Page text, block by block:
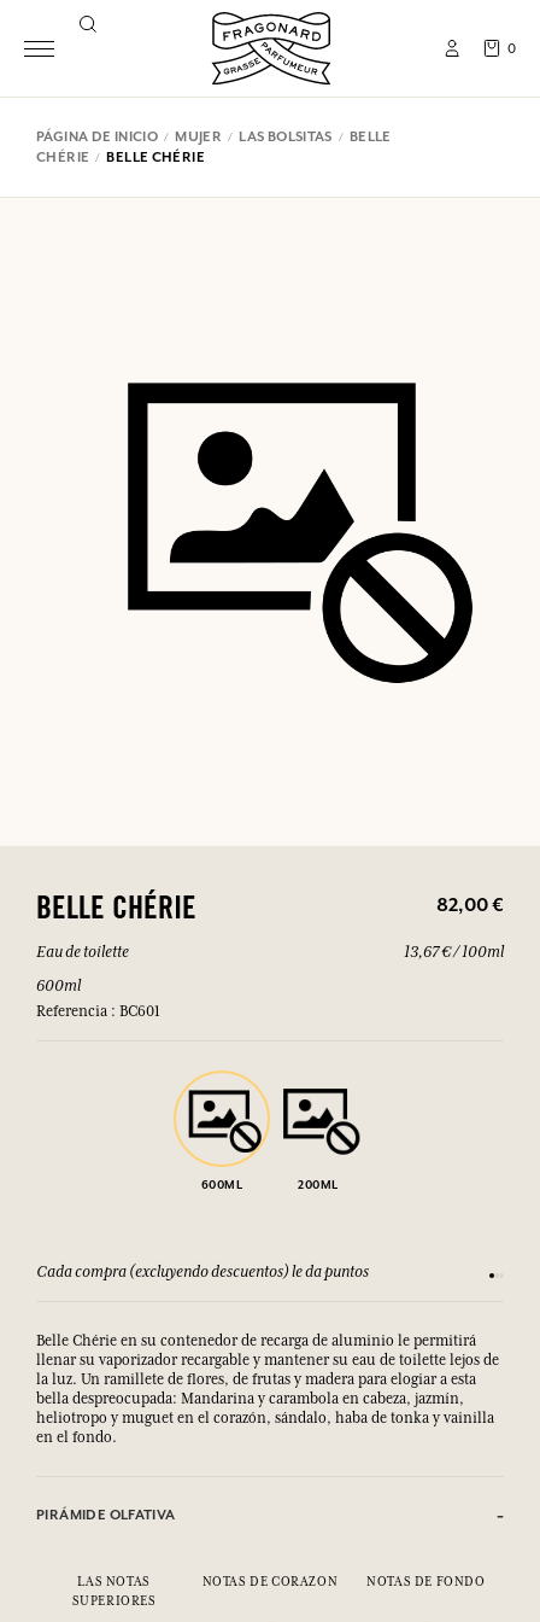
0
PÁGINA DE INICIO MUJER LAS BOLSITAS
BELLE
CHÉRIE
BELLE CHÉRIE
BELLE CHÉRIE 82,00 €
Eau de toilette
600ml
Referencia : BC601
13,67 € / 100ml
600ML 200ML
Cada compra (excluyendo descuentos) le da puntos
Belle Chérie en su contenedor de recarga de aluminio le permitirá
llenar su vaporizador recargable y mantener su eau de toilette lejos de
la luz. Un ramillete de flores, de frutas y madera para elogiar a esta
bella despreocupada: Mandarina y carambola en cabeza, jazmín,
heliotropo y muguet en el corazón, sándalo, haba de tonka y vainilla
en el fondo.
PIRÁMIDE OLFATIVA
LAS NOTAS
SUPERIORES
NOTAS DE CORAZON NOTAS DE FONDO